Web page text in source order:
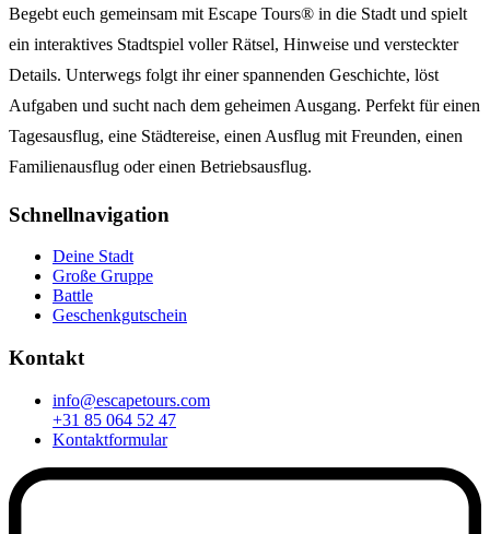
Begebt euch gemeinsam mit Escape Tours® in die Stadt und spielt
ein interaktives Stadtspiel voller Rätsel, Hinweise und versteckter
Details. Unterwegs folgt ihr einer spannenden Geschichte, löst
Aufgaben und sucht nach dem geheimen Ausgang. Perfekt für einen
Tagesausflug, eine Städtereise, einen Ausflug mit Freunden, einen
Familienausflug oder einen Betriebsausflug.
Schnellnavigation
Deine Stadt
Große Gruppe
Battle
Geschenkgutschein
Kontakt
info@escapetours.com
+31 85 064 52 47
Kontaktformular